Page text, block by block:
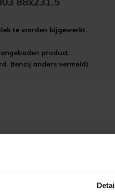
te worden bijgewerkt.
product.
(tenzij anders vermeld)